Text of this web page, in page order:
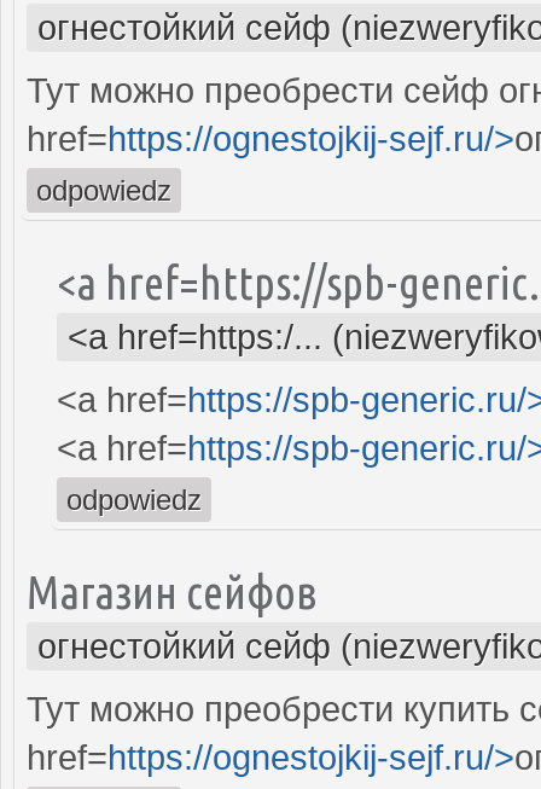
огнестойкий сейф
Тут можно преобрести сейф
href=https://ognestojkij-sejf.ru/>
odpowiedz
<a href=https://spb-
<a href=https:/...
<a href=https://spb-generic.ru/
<a href=https://spb-generic.ru/
odpowiedz
Магазин сейфов
огнестойкий сейф
Тут можно преобрести купить
href=https://ognestojkij-sejf.ru/>